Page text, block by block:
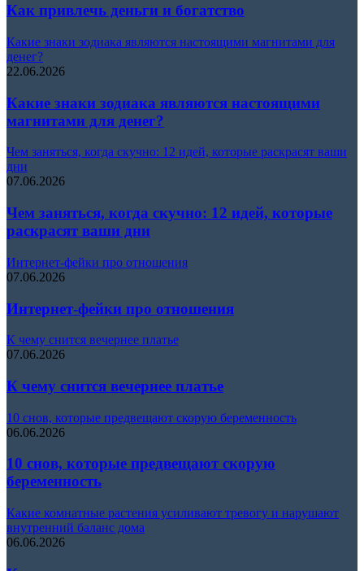
Как привлечь деньги и богатство
Какие знаки зодиака являются настоящими магнитами для
денег?
22.06.2026
Какие знаки зодиака являются настоящими
магнитами для денег?
Чем заняться, когда скучно: 12 идей, которые раскрасят ваши
дни
07.06.2026
Чем заняться, когда скучно: 12 идей, которые
раскрасят ваши дни
Интернет-фейки про отношения
07.06.2026
Интернет-фейки про отношения
К чему снится вечернее платье
07.06.2026
К чему снится вечернее платье
10 снов, которые предвещают скорую беременность
06.06.2026
10 снов, которые предвещают скорую
беременность
Какие комнатные растения усиливают тревогу и нарушают
внутренний баланс дома
06.06.2026